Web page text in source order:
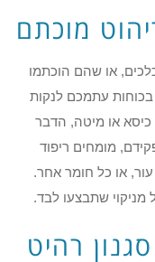
מוכתם
או שהם הוכתמו
בכוחות עתמכם לנקות
או מיטה, הדבר
מומחים ריפוד
או כל חומר אחר.
מניקוי שתבצעו לבד.
רהיט